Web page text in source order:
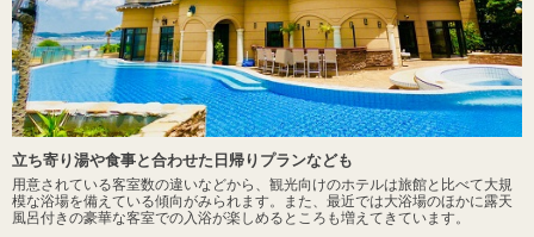
立ち寄り湯や食事と合わせた日帰りプランなども
用意されている客室数の違いなどから、観光向けのホテルは旅館と比べて大規
模な浴場を備えている傾向がみられます。また、最近では大浴場のほかに露天
風呂付きの豪華な客室での入浴が楽しめるところも増えてきています。